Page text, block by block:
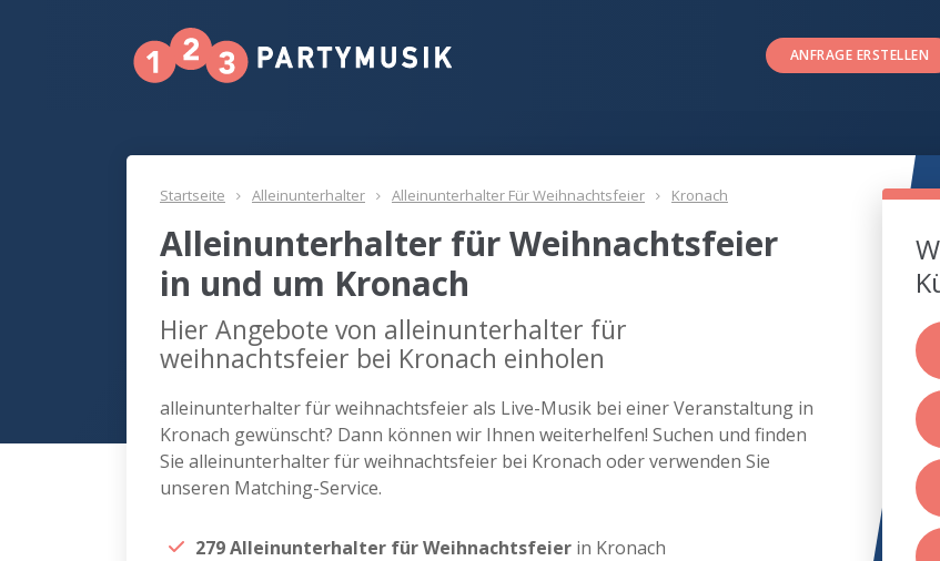
ANFRAGE ERSTELLEN
Startseite Alleinunterhalter Alleinunterhalter Für Weihnachtsfeier Kronach
Alleinunterhalter für Weihnachtsfeier
in und um Kronach
Hier Angebote von alleinunterhalter für
weihnachtsfeier bei Kronach einholen
alleinunterhalter für weihnachtsfeier als Live-Musik bei einer Veranstaltung in
Kronach gewünscht? Dann können wir Ihnen weiterhelfen! Suchen und finden
Sie alleinunterhalter für weihnachtsfeier bei Kronach oder verwenden Sie
unseren Matching-Service.
279 Alleinunterhalter für Weihnachtsfeier in Kronach